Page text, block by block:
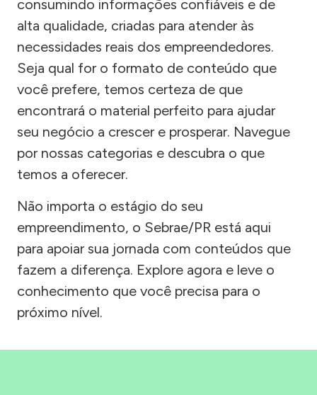
consumindo informações confiáveis e de
alta qualidade, criadas para atender às
necessidades reais dos empreendedores.
Seja qual for o formato de conteúdo que
você prefere, temos certeza de que
encontrará o material perfeito para ajudar
seu negócio a crescer e prosperar. Navegue
por nossas categorias e descubra o que
temos a oferecer.
Não importa o estágio do seu
empreendimento, o Sebrae/PR está aqui
para apoiar sua jornada com conteúdos que
fazem a diferença. Explore agora e leve o
conhecimento que você precisa para o
próximo nível.